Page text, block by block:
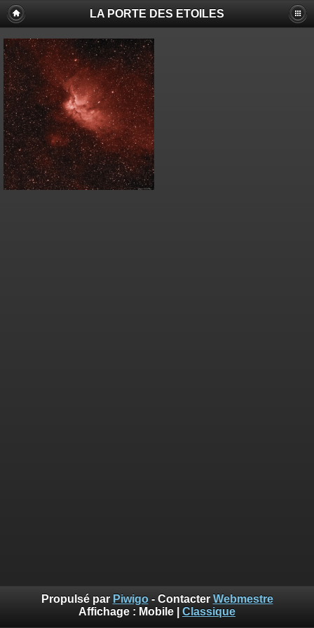
LA PORTE DES ETOILES
Propulsé par Piwigo- Contacter Webmestre
Affichage : Mobile Classique